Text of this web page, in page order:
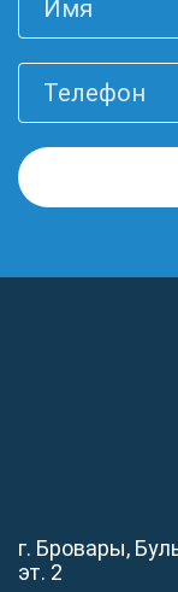
г. Бровары,
эт. 2